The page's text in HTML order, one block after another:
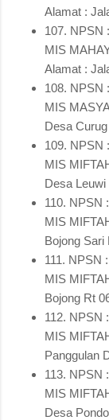
Alamat :
107. NPSN
MIS
Alamat :
108. NPSN
MIS
Desa
109. NPSN
MIS
Desa
110. NPSN
MIS
Bojong Sari
111. NPSN
MIS
Bojong Rt
112. NPSN
MIS
Panggulan
113. NPSN
MIS
Desa